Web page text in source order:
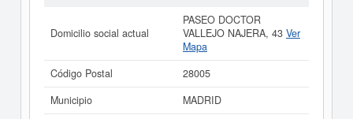
Domicilio social actual
PASEO DOCTOR
VALLEJO NAJERA, 43 Ver
Mapa
Código Postal
28005
Municipio
MADRID